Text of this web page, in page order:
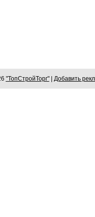
"ТопСтройТорг"| Добавить